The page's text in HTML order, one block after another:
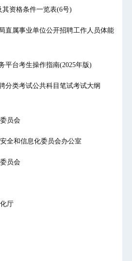
资格条件一览表(6号)
属事业单位公开招聘工作人员体能
台考生操作指南(2025年版)
类考试公共科目笔试考试大纲
员会
和信息化委员会办公室
员会
厅